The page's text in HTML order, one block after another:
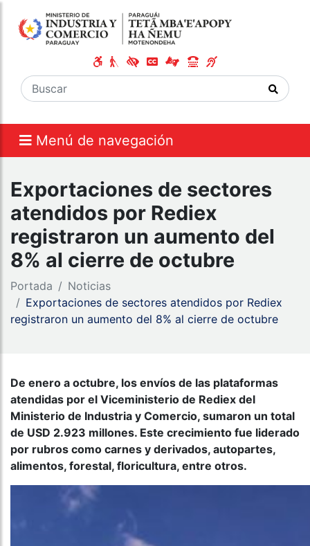
Menú de navegación
Exportaciones de sectores
atendidos por Rediex
registraron un aumento del
8% al cierre de octubre
Portada
Noticias
Exportaciones de sectores atendidos por Rediex
registraron un aumento del 8% al cierre de octubre
De enero a octubre, los envíos de las plataformas
atendidas por el Viceministerio de Rediex del
Ministerio de Industria y Comercio, sumaron un total
de USD 2.923 millones. Este crecimiento fue liderado
por rubros como carnes y derivados, autopartes,
alimentos, forestal, floricultura, entre otros.